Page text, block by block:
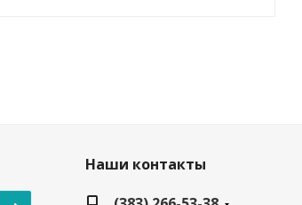
Наши контакты